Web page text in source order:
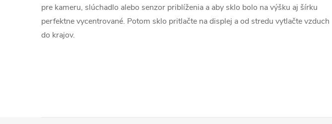
pre kameru, slúchadlo alebo senzor priblíženia a aby sklo bolo na výšku aj šírku
perfektne vycentrované. Potom sklo pritlačte na displej a od stredu vytlačte vzduch
do krajov.